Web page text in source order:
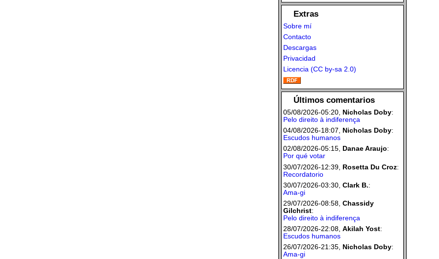
Extras
Sobre mí
Contacto
Descargas
Privacidad
Licencia (CC by-sa 2.0)
Últimos comentarios
05/08/2026-05:20, Nicholas Doby:
Pelo direito à indiferença
04/08/2026-18:07, Nicholas Doby:
Escudos humanos
02/08/2026-05:15, Danae Araujo:
Por qué votar
30/07/2026-12:39, Rosetta Du Croz:
Recordatorio
30/07/2026-03:30, Clark B.:
Ama-gi
29/07/2026-08:58, Chassidy
Gilchrist:
Pelo direito à indiferença
28/07/2026-22:08, Akilah Yost:
Escudos humanos
26/07/2026-21:35, Nicholas Doby:
Ama-gi